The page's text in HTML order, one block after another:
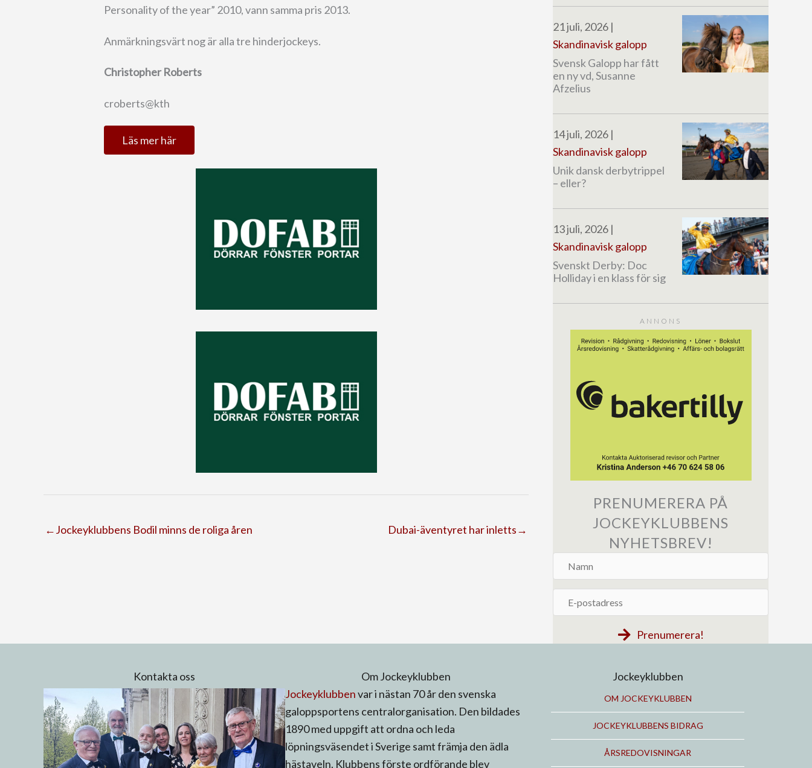
Personality of the year” 2010, vann samma pris 2013.
Anmärkningsvärt nog är alla tre hinderjockeys.
Christopher Roberts
croberts@kth
Läs mer här
←Jockeyklubbens Bodil minns de roliga åren Dubai-äventyret har inletts→
21 juli, 2026 |
Skandinavisk galopp
Svensk Galopp har fått
en ny vd, Susanne
Afzelius
14 juli, 2026 |
Skandinavisk galopp
Unik dansk derbytrippel
– eller?
13 juli, 2026 |
Skandinavisk galopp
Svenskt Derby: Doc
Holliday i en klass för sig
ANNONS
PRENUMERERA PÅ
JOCKEYKLUBBENS
NYHETSBREV!
Namn
postadress
Prenumerera!
Kontakta oss
Om Jockeyklubben
Jockeyklubbenvar i nästan 70 år den svenska
galoppsportens centralorganisation. Den bildades
1890 med uppgift att ordna och leda
löpningsväsendet i Sverige samt främja den ädla
hästaveln. Klubbens förste ordförande blev
Jockeyklubben
OM JOCKEYKLUBBEN
JOCKEYKLUBBENS BIDRAG
ÅRSREDOVISNINGAR